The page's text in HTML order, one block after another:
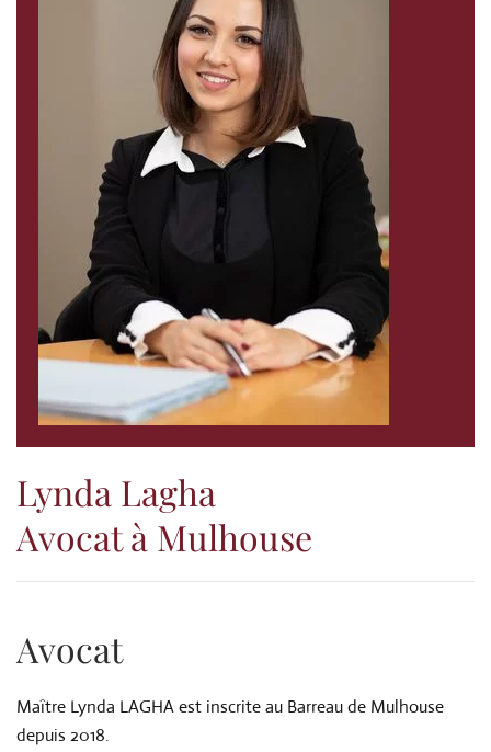
Lynda Lagha
Avocat à Mulhouse
Avocat
Maître Lynda LAGHA est inscrite au Barreau de Mulhouse
depuis 2018.